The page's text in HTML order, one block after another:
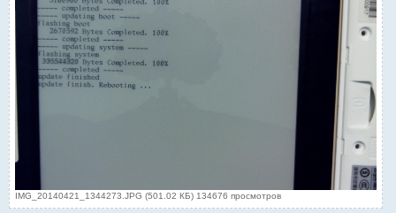
IMG_20140421_1344273.JPG (501.02 КБ) 134676 просмотров